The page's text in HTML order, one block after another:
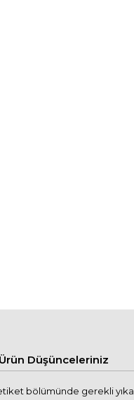
Ürün Düşünceleriniz
bölümünde gerekli